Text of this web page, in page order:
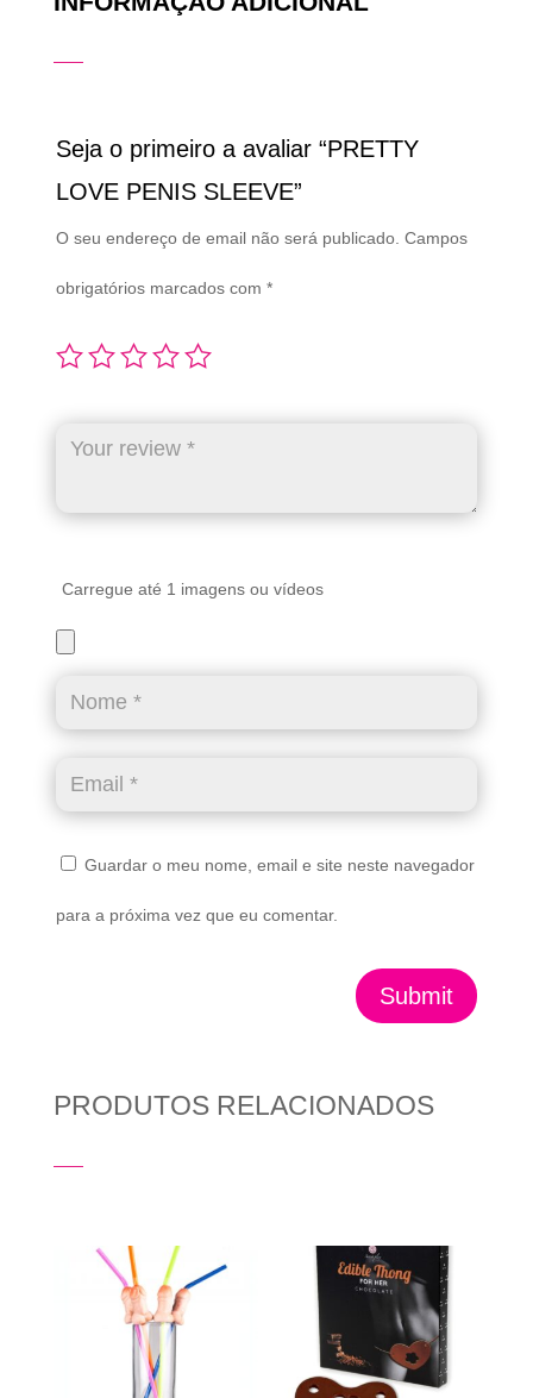
Seja o primeiro a avaliar “PRETTY
LOVE PENIS SLEEVE”
O seu endereço de email não será publicado. Campos
obrigatórios marcados com *
Carregue até 1 imagens ou vídeos
Guardar o meu nome, email e site neste navegador
para a próxima vez que eu comentar.
Submit
PRODUTOS RELACIONADOS